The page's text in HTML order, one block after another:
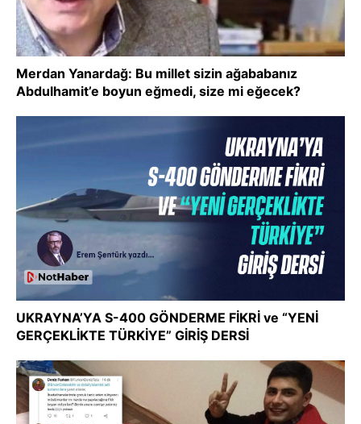
Merdan Yanardağ: Bu millet sizin ağababanız
Abdulhamit’e boyun eğmedi, size mi eğecek?
UKRAYNA’YA S-400 GÖNDERME FİKRİ ve “YENİ
GERÇEKLİKTE TÜRKİYE” GİRİŞ DERSİ